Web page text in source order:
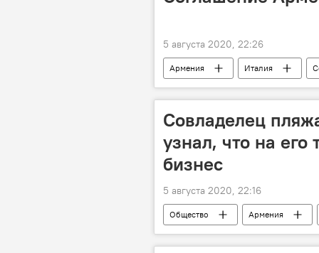
5 августа 2020, 22:26
Армения Италия
Совладелец
узнал, что на его
бизнес
5 августа 2020, 22:16
Общество Армения